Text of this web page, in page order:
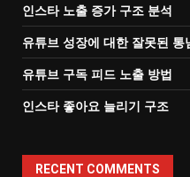
인스타 노출 증가 구조 분석
유튜브 성장에 대한 잘못된 통
유튜브 구독 피드 노출 방법
인스타 좋아요 늘리기 구조
RECENT COMMENTS